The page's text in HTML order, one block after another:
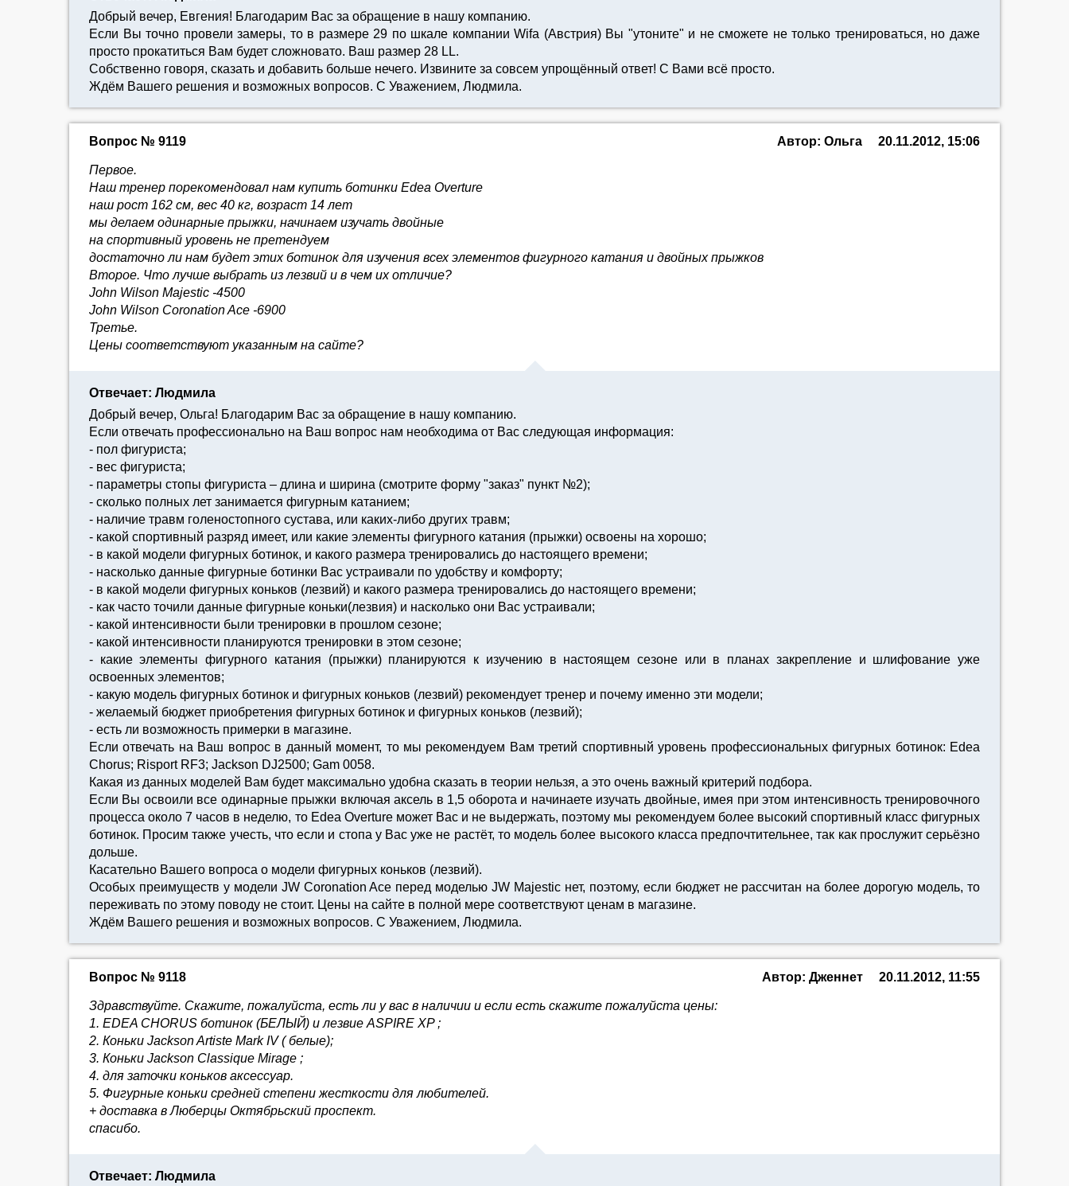
Добрый вечер, Евгения! Благодарим Вас за обращение в нашу компанию.
Если Вы точно провели замеры, то в размере 29 по шкале компании Wifa (Австрия) Вы "утоните" и не сможете не только тренироваться, но даже
просто прокатиться Вам будет сложновато. Ваш размер 28 LL.
Собственно говоря, сказать и добавить больше нечего. Извините за совсем упрощённый ответ! С Вами всё просто.
Ждём Вашего решения и возможных вопросов. С Уважением, Людмила.
Вопрос № 9119 Автор: Ольга 20.11.2012, 15:06
Первое.
Наш тренер порекомендовал нам купить ботинки Edea Overture
наш рост 162 см, вес 40 кг, возраст 14 лет
мы делаем одинарные прыжки, начинаем изучать двойные
на спортивный уровень не претендуем
достаточно ли нам будет этих ботинок для изучения всех элементов фигурного катания и двойных прыжков
Второе. Что лучше выбрать из лезвий и в чем их отличие?
John Wilson Majestic -4500
John Wilson Coronation Ace -6900
Третье.
Цены соответствуют указанным на сайте?
Отвечает: Людмила
Добрый вечер, Ольга! Благодарим Вас за обращение в нашу компанию.
Если отвечать профессионально на Ваш вопрос нам необходима от Вас следующая информация:
- пол фигуриста;
- вес фигуриста;
- параметры стопы фигуриста – длина и ширина (смотрите форму "заказ" пункт №2);
- сколько полных лет занимается фигурным катанием;
- наличие травм голеностопного сустава, или каких-либо других травм;
- какой спортивный разряд имеет, или какие элементы фигурного катания (прыжки) освоены на хорошо;
- в какой модели фигурных ботинок, и какого размера тренировались до настоящего времени;
- насколько данные фигурные ботинки Вас устраивали по удобству и комфорту;
- в какой модели фигурных коньков (лезвий) и какого размера тренировались до настоящего времени;
- как часто точили данные фигурные коньки(лезвия) и насколько они Вас устраивали;
- какой интенсивности были тренировки в прошлом сезоне;
- какой интенсивности планируются тренировки в этом сезоне;
- какие элементы фигурного катания (прыжки) планируются к изучению в настоящем сезоне или в планах закрепление и шлифование уже
освоенных элементов;
- какую модель фигурных ботинок и фигурных коньков (лезвий) рекомендует тренер и почему именно эти модели;
- желаемый бюджет приобретения фигурных ботинок и фигурных коньков (лезвий);
- есть ли возможность примерки в магазине.
Если отвечать на Ваш вопрос в данный момент, то мы рекомендуем Вам третий спортивный уровень профессиональных фигурных ботинок: Edea
Chorus; Risport RF3; Jackson DJ2500; Gam 0058.
Какая из данных моделей Вам будет максимально удобна сказать в теории нельзя, а это очень важный критерий подбора.
Если Вы освоили все одинарные прыжки включая аксель в 1,5 оборота и начинаете изучать двойные, имея при этом интенсивность тренировочного
процесса около 7 часов в неделю, то Edea Overture может Вас и не выдержать, поэтому мы рекомендуем более высокий спортивный класс фигурных
ботинок. Просим также учесть, что если и стопа у Вас уже не растёт, то модель более высокого класса предпочтительнее, так как прослужит серьёзно
дольше.
Касательно Вашего вопроса о модели фигурных коньков (лезвий).
Особых преимуществ у модели JW Coronation Ace перед моделью JW Majestic нет, поэтому, если бюджет не рассчитан на более дорогую модель, то
переживать по этому поводу не стоит. Цены на сайте в полной мере соответствуют ценам в магазине.
Ждём Вашего решения и возможных вопросов. С Уважением, Людмила.
Вопрос № 9118 Автор: Дженнет 20.11.2012, 11:55
Здравствуйте. Скажите, пожалуйста, есть ли у вас в наличии и если есть скажите пожалуйста цены:
1. EDEA CHORUS ботинок (БЕЛЫЙ) и лезвие ASPIRE XP ;
2. Коньки Jackson Artiste Mark IV ( белые);
3. Коньки Jackson Classique Mirage ;
4. для заточки коньков аксессуар.
5. Фигурные коньки средней степени жесткости для любителей.
+ доставка в Люберцы Октябрьский проспект.
спасибо.
Отвечает: Людмила